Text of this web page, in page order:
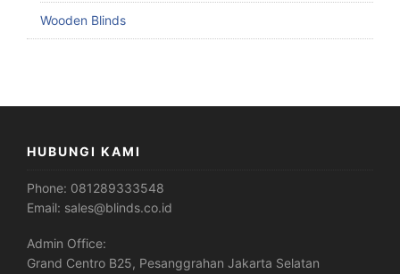
Wooden Blinds
HUBUNGI KAMI
Phone: 081289333548
Email: sales@blinds.co.id
Admin Office:
Grand Centro B25, Pesanggrahan Jakarta Selatan